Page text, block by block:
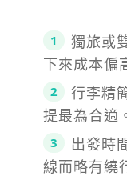
獨旅或
下來成本偏
行李精
提最為合適
出發時
線而略有繞